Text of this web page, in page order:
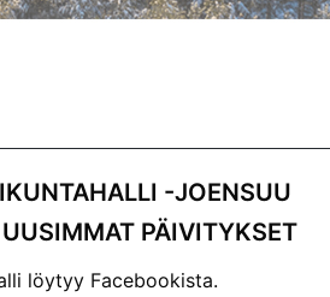
-JOENSUU
PÄIVITYKSET
löytyy Facebookista.